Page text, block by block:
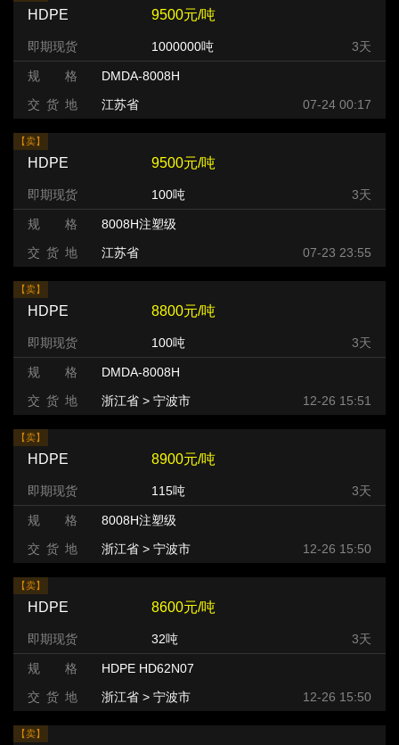
HDPE 9500元/吨
即期现货 1000000吨 3天
规 格
DMDA-8008H
交 货 地
江苏省 07-24 00:17
【卖】
HDPE 9500元/吨
即期现货 100吨 3天
规 格
8008H注塑级
交 货 地
江苏省 07-23 23:55
【卖】
HDPE 8800元/吨
即期现货 100吨 3天
规 格
DMDA-8008H
交 货 地
浙江省 > 宁波市 12-26 15:51
【卖】
HDPE 8900元/吨
即期现货 115吨 3天
规 格
8008H注塑级
交 货 地
浙江省 > 宁波市 12-26 15:50
【卖】
HDPE 8600元/吨
即期现货 32吨 3天
规 格
HDPE HD62N07
交 货 地
浙江省 > 宁波市 12-26 15:50
【卖】